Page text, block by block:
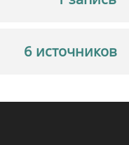
6 источников